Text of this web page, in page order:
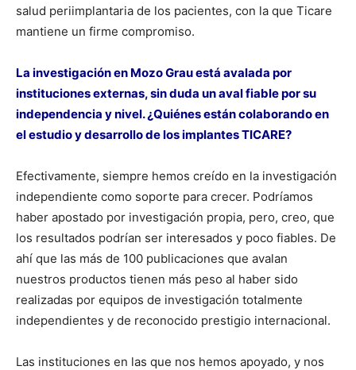
salud periimplantaria de los pacientes, con la que Ticare
mantiene un firme compromiso.
La investigación en Mozo Grau está avalada por
instituciones externas, sin duda un aval fiable por su
independencia y nivel. ¿Quiénes están colaborando en
el estudio y desarrollo de los implantes TICARE?
Efectivamente, siempre hemos creído en la investigación
independiente como soporte para crecer. Podríamos
haber apostado por investigación propia, pero, creo, que
los resultados podrían ser interesados y poco fiables. De
ahí que las más de 100 publicaciones que avalan
nuestros productos tienen más peso al haber sido
realizadas por equipos de investigación totalmente
independientes y de reconocido prestigio internacional.
Las instituciones en las que nos hemos apoyado, y nos